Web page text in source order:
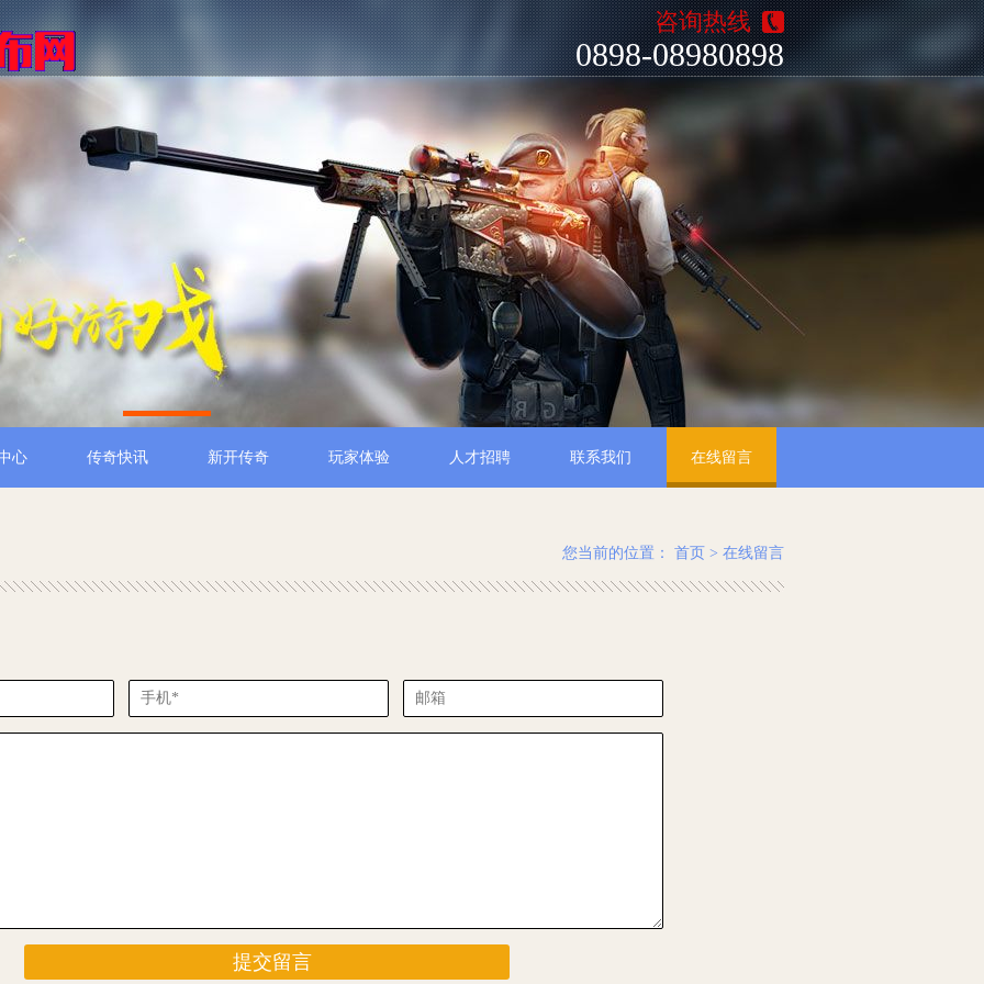
咨询热线
0898-08980898
1
心 传奇快讯 新开传奇 玩家体验 人才招聘 联系我们 在线留言
您当前的位置： 首页 > 在线留言